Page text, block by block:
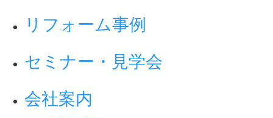
リフォーム事例
セミナー・見学会
会社案内